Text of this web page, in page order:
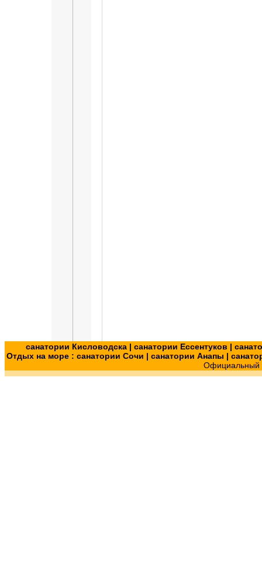
санатории Кисловодска| санатории Ессентуков |
Отдых на море : санатории Сочи | санатории Анапы |
Официальный